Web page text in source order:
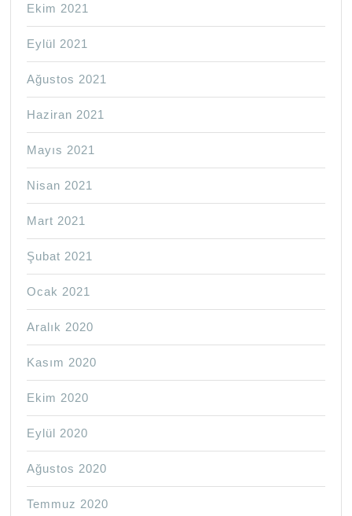
Ekim 2021
Eylül 2021
Ağustos 2021
Haziran 2021
Mayıs 2021
Nisan 2021
Mart 2021
Şubat 2021
Ocak 2021
Aralık 2020
Kasım 2020
Ekim 2020
Eylül 2020
Ağustos 2020
Temmuz 2020